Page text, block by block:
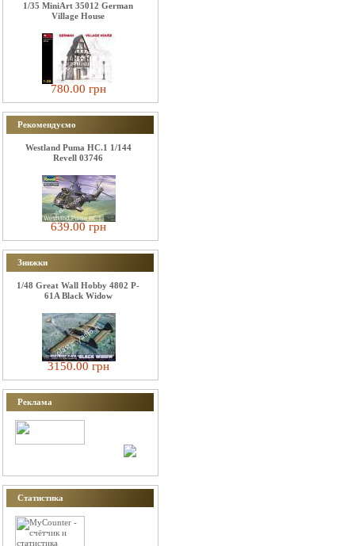
1/35 MiniArt 35012 German
Village House
780.00 грн
Рекомендуємо
Westland Puma HC.1 1/144
Revell 03746
639.00 грн
Знижки
1/48 Great Wall Hobby 4802 P-
61A Black Widow
3150.00 грн
Реклама
Статистика